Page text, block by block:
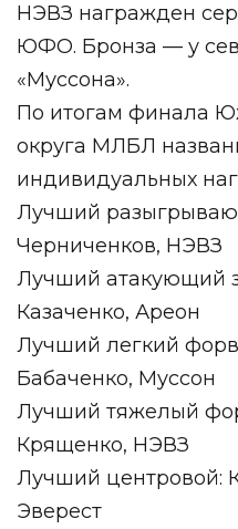
НЭВЗ награжден
ЮФО. Бронза — у
«Муссона».
По итогам финала
округа МЛБЛ
индивидуальных
Лучший
Черниченков, НЭВЗ
Лучший атакующий
Казаченко, Ареон
Лучший легкий
Бабаченко, Муссон
Лучший тяжелый
Крященко, НЭВЗ
Лучший центровой:
Эверест